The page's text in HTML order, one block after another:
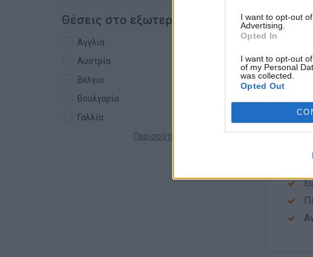
I want to opt-out
Advertising.
Opted In
I want to opt-out
of my Personal
was collected.
Opted Out
Θέσεις στο εξωτερικό
Αγγλία
Αυστρία
Βέλγιο
Βουλγαρία
Γαλλία
Περισσότερες χώρες +